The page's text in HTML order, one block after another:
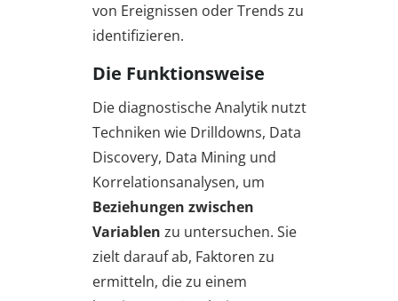
von Ereignissen oder Trends zu
identifizieren.
Die Funktionsweise
Die diagnostische Analytik nutzt
Techniken wie Drilldowns, Data
Discovery, Data Mining und
Korrelationsanalysen, um
Beziehungen zwischen
Variablen zu untersuchen. Sie
zielt darauf ab, Faktoren zu
ermitteln, die zu einem